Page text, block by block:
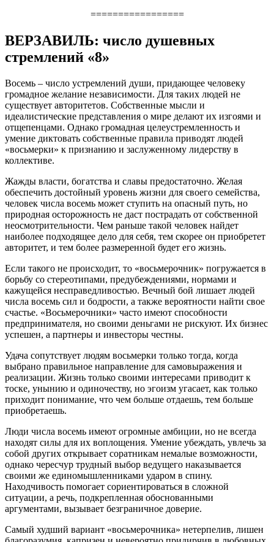
=================
ВЕРЗАВИЛЬ: число душевных
стремлений «8»
Восемь – число устремлений души, придающее человеку
громадное желание независимости. Для таких людей не
существует авторитетов. Собственные мысли и
идеалистические представления о мире делают их изгоями и
отщепенцами. Однако громадная целеустремленность и
умение диктовать собственные правила приводят людей
«восьмерки» к признанию и заслуженному лидерству в
коллективе.
Жажды власти, богатства и славы предостаточно. Желая
обеспечить достойный уровень жизни для своего семейства,
человек числа восемь может ступить на опасный путь, но
природная осторожность не даст пострадать от собственной
неосмотрительности. Чем раньше такой человек найдет
наиболее подходящее дело для себя, тем скорее он приобретет
авторитет, и тем более размеренной будет его жизнь.
Если такого не происходит, то «восьмерочник» погружается в
борьбу со стереотипами, предубеждениями, нормами и
кажущейся несправедливостью. Вечный бой лишает людей
числа восемь сил и бодрости, а также вероятности найти свое
счастье. «Восьмерочники» часто имеют способности
предпринимателя, но своими деньгами не рискуют. Их бизнес
успешен, а партнеры и инвесторы честны.
Удача сопутствует людям восьмерки только тогда, когда
выбрано правильное направление для самовыражения и
реализации. Жизнь только своими интересами приводит к
тоске, унынию и одиночеству, но эгоизм угасает, как только
приходит понимание, что чем больше отдаешь, тем больше
приобретаешь.
Люди числа восемь имеют огромные амбиции, но не всегда
находят силы для их воплощения. Умение убеждать, увлечь за
собой других открывает соратникам немалые возможности,
однако чересчур трудный выбор ведущего наказывается
своими же единомышленниками ударом в спину.
Находчивость помогает сориентироваться в сложной
ситуации, а речь, подкрепленная обоснованными
аргументами, вызывает безграничное доверие.
Самый худший вариант «восьмерочника» нетерпелив, лишен